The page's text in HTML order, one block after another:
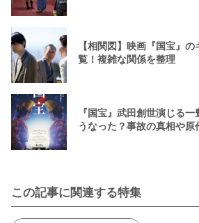
【相関図】映画『国宝』
覧！複雑な関係を整理
『国宝』武田創世演じる
うなった？事故の真相や
この記事に関連する特集